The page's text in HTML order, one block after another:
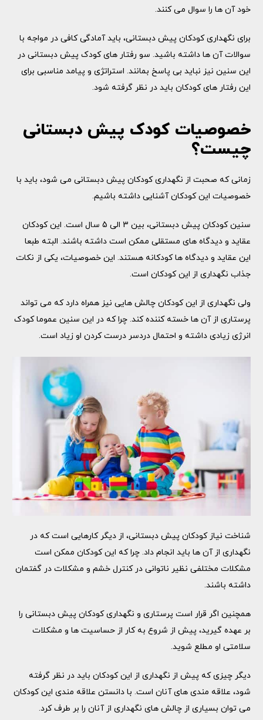
خود آن ها را سوال می کنند.
برای نگهداری کودکان پیش دبستانی، باید آمادگی کافی در مواجه با
سوالات آن ها داشته باشید. سو رفتار های کودک پیش دبستانی در
این سنین نیز نباید بی پاسخ بمانند. استراتژی و پیامد مناسبی برای
این رفتار های کودکان باید در نظر گرفته شود.
خصوصیات کودک پیش دبستانی
چیست؟
زمانی که صحبت از نگهداری کودکان پیش دبستانی می شود، باید با
خصوصیات این کودکان آشنایی داشته باشیم.
سنین کودکان پیش دبستانی، بین 3 الی 5 سال است. این کودکان
عقاید و دیدگاه های مستقلی ممکن است داشته باشند. البته طبعا
این عقاید و دیدگاه ها کودکانه هستند. این خصوصیات، یکی از نکات
جذاب نگهداری از این کودکان است.
ولی نگهداری از این کودکان چالش هایی نیز همراه دارد که می تواند
پرستاری از آن ها خسته کننده کند. چرا که در این سنین عموما کودک
انرژی زیادی داشته و احتمال دردسر درست کردن او زیاد است.
شناخت نیاز کودکان پیش دبستانی، از دیگر کارهایی است که در
نگهداری از آن ها باید انجام داد. چرا که این کودکان ممکن است
مشکلات مختلفی نظیر ناتوانی در کنترل خشم و مشکلات در گفتمان
داشته باشند.
همچنین اگر قرار است پرستاری و نگهداری کودکان پیش دبستانی را
بر عهده گیرید، پیش از شروع به کار از حساسیت ها و مشکلات
سلامتی او مطلع شوید.
دیگر چیزی که پیش از نگهداری از این کودکان باید در نظر گرفته
شود، علاقه مندی های آنان است. با دانستن علاقه مندی این کودکان
می توان بسیاری از چالش های نگهداری از آنان را بر طرف کرد.